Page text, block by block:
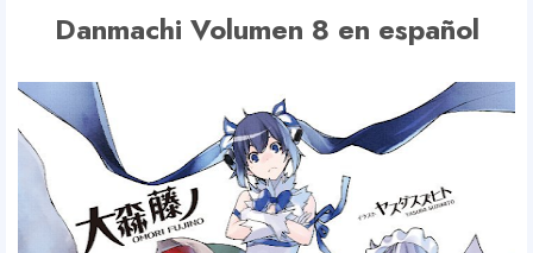
Danmachi Volumen 8 en español